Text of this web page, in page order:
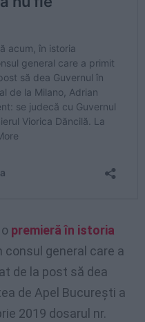
premieră în istoria
consul general care a
de la post să dea
de Apel București a
2019 dosarul nr.